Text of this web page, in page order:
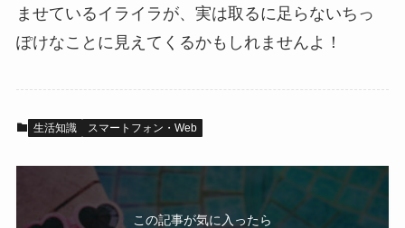
ませているイライラが、実は取るに足らないちっ
ぽけなことに見えてくるかもしれませんよ！
生活知識 スマートフォン・Web
この記事が気に入ったら